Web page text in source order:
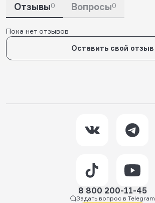
Отзывы0 Вопросы0
Пока нет отзывов
Оставить свой отзыв
8 800 200-11-45
Задать вопрос в Telegram